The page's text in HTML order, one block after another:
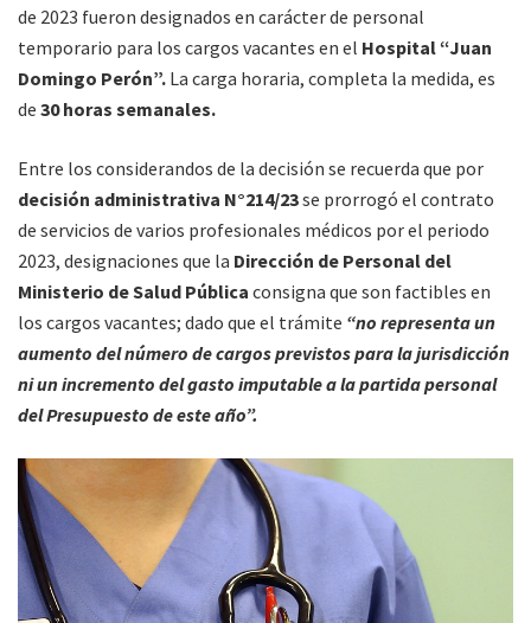
de 2023 fueron designados en carácter de personal
temporario para los cargos vacantes en el Hospital “Juan
Domingo Perón”. La carga horaria, completa la medida, es
de 30 horas semanales.
Entre los considerandos de la decisión se recuerda que por
decisión administrativa N°214/23se prorrogó el contrato
de servicios de varios profesionales médicos por el periodo
2023, designaciones que la Dirección de Personal del
Ministerio de Salud Pública consigna que son factibles en
los cargos vacantes; dado que el trámite “no representa un
aumento del número de cargos previstos para la jurisdicción
ni un incremento del gasto imputable a la partida personal
del Presupuesto de este año”.